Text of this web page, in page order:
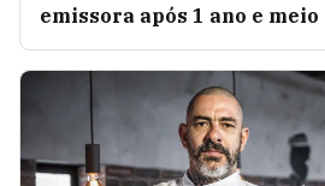
emissora após 1 ano e meio